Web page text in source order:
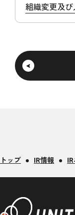
組織変更及
トップ IR情報